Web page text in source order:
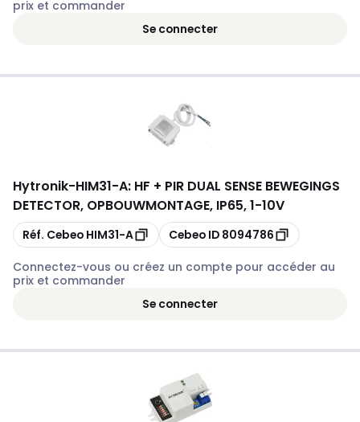
prix et commander
Se connecter
Hytronik-HIM31-A: HF + PIR DUAL SENSE BEWEGINGS
DETECTOR, OPBOUWMONTAGE, IP65, 1-10V
Copier
Réf. Cebeo HIM31-A Copier
Cebeo ID 8094786
Connectez-vous ou créez un compte pour accéder au
prix et commander
Se connecter